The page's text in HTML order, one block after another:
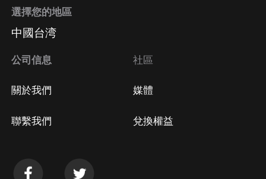
選擇您的地區
中國台湾
公司信息
關於我們
聯繫我們
社區
媒體
兌換權益